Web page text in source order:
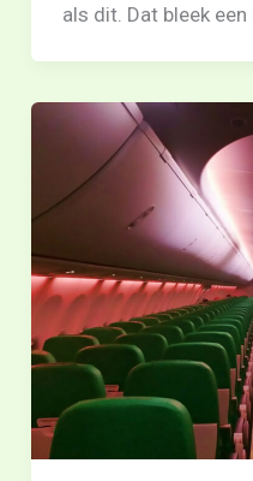
als dit. Dat bleek